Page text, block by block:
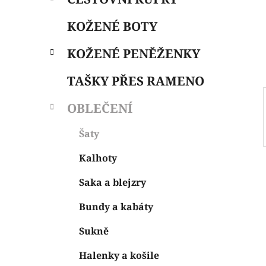
p
l
KOŽENÉ BOTY
KOŽENÉ PENĚŽENKY
TAŠKY PŘES RAMENO
OBLEČENÍ
Šaty
Kalhoty
Saka a blejzry
Bundy a kabáty
Sukně
Halenky a košile